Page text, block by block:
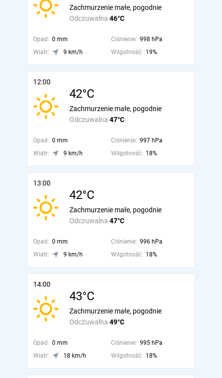
Odczuwalna 46°C
Zachmurzenie małe, pogodnie
Opad: 0 mm Ciśnienie: 998 hPa
Wiatr:
9 km/h Wilgotność: 19%
12:00
42°C
Odczuwalna 47°C
Zachmurzenie małe, pogodnie
Opad: 0 mm Ciśnienie: 997 hPa
Wiatr:
9 km/h Wilgotność: 18%
13:00
42°C
Odczuwalna 47°C
Zachmurzenie małe, pogodnie
Opad: 0 mm Ciśnienie: 996 hPa
Wiatr:
9 km/h Wilgotność: 18%
14:00
43°C
Odczuwalna 49°C
Zachmurzenie małe, pogodnie
Opad: 0 mm Ciśnienie: 995 hPa
Wiatr:
18 km/h Wilgotność: 18%